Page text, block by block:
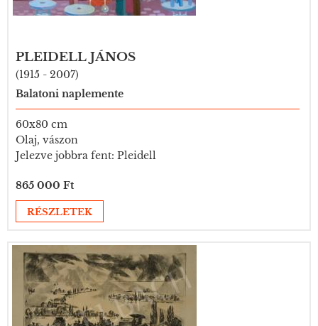
PLEIDELL JÁNOS
(1915 - 2007)
Balatoni naplemente
60x80 cm
Olaj, vászon
Jelezve jobbra fent: Pleidell
865 000 Ft
RÉSZLETEK